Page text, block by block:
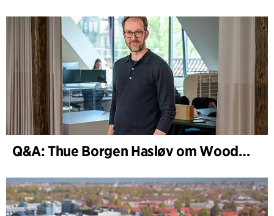
Q&A: Thue Borgen Hasløv om WoodHub